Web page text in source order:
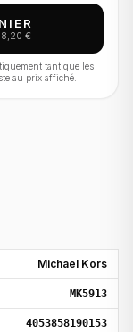
8,20 €
tant que les
au prix affiché.
Michael Kors
MK5913
4053858190153